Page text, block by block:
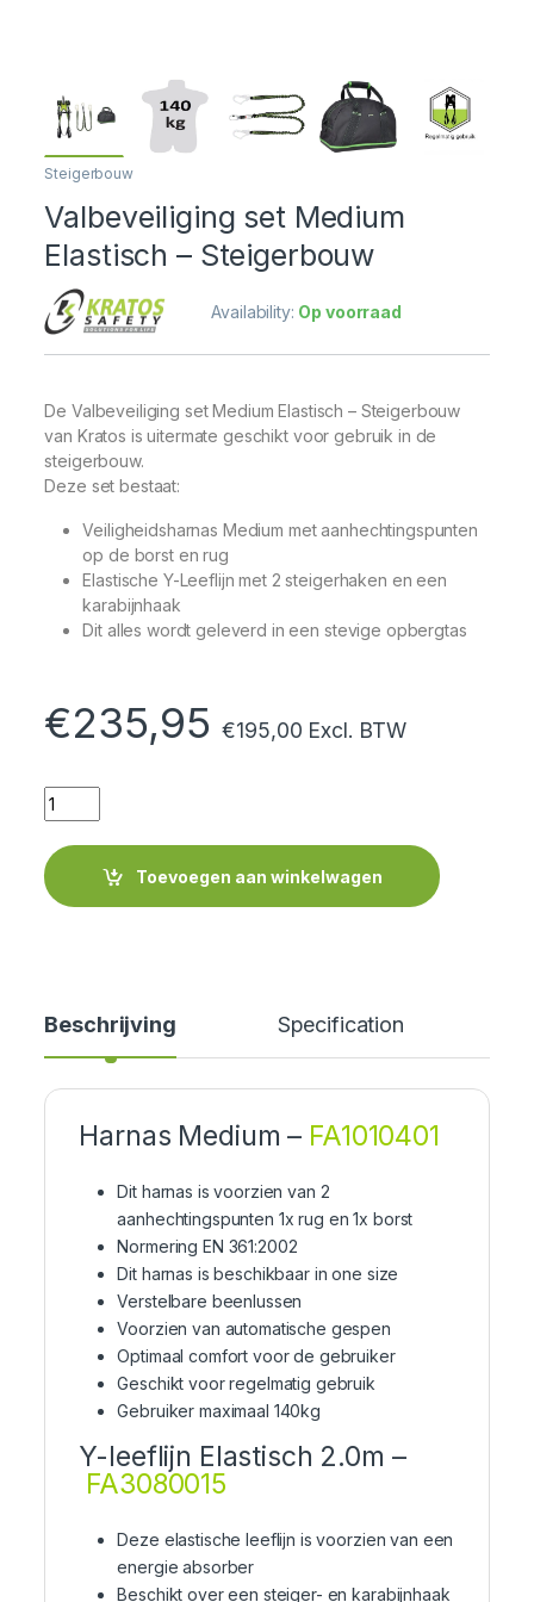
Steigerbouw
Valbeveiliging set Medium
Elastisch – Steigerbouw
Availability: Op voorraad
De Valbeveiliging set Medium Elastisch – Steigerbouw
van Kratos is uitermate geschikt voor gebruik in de
steigerbouw.
Deze set bestaat:
Veiligheidsharnas Medium met aanhechtingspunten
op de borst en rug
Elastische Y-Leeflijn met 2 steigerhaken en een
karabijnhaak
Dit alles wordt geleverd in een stevige opbergtas
€235,95 €195,00 Excl. BTW
Quantity
Toevoegen aan winkelwagen
Beschrijving Specification
Harnas Medium – FA1010401
Dit harnas is voorzien van 2
aanhechtingspunten 1x rug en 1x borst
Normering EN 361:2002
Dit harnas is beschikbaar in one size
Verstelbare beenlussen
Voorzien van automatische gespen
Optimaal comfort voor de gebruiker
Geschikt voor regelmatig gebruik
Gebruiker maximaal 140kg
Y-leeflijn Elastisch 2.0m –
FA3080015
Deze elastische leeflijn is voorzien van een
energie absorber
Beschikt over een steiger- en karabijnhaak